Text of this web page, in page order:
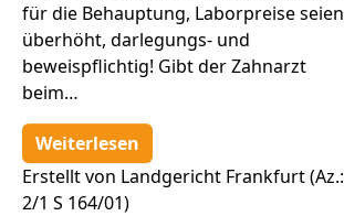
für die Behauptung, Laborpreise seien
überhöht, darlegungs- und
beweispflichtig! Gibt der Zahnarzt
beim…
Weiterlesen
Erstellt von Landgericht Frankfurt (Az.:
2/1 S 164/01)